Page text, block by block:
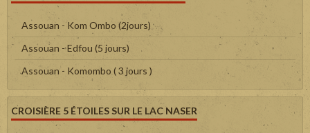
Assouan - Kom Ombo (2jours)
Assouan - Edfou (5 jours)
Assouan - Komombo ( 3 jours )
CROISIÈRE 5 ÉTOILES SUR LE LAC NASER